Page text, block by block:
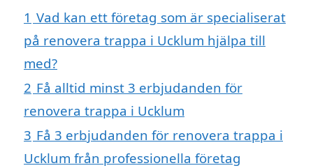
1 Vad kan ett företag som är specialiserat
på renovera trappa i Ucklum hjälpa till
med?
2 Få alltid minst 3 erbjudanden för
renovera trappa i Ucklum
3 Få 3 erbjudanden för renovera trappa i
Ucklum från professionella företag